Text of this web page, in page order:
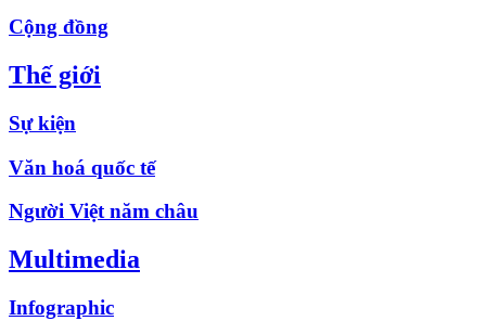
Cộng đồng
Thế giới
Sự kiện
Văn hoá quốc tế
Người Việt năm châu
Multimedia
Infographic